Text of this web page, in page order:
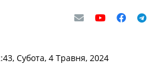
Субота, 4 Травня, 2024